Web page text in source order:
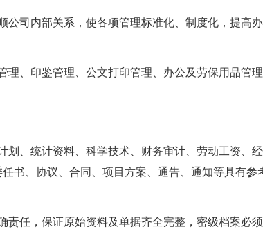
公司内部关系，使各项管理标准化、制度化，提高办
理、印鉴管理、公文打印管理、办公及劳保用品管
划、统计资料、科学技术、财务审计、劳动工资、经
书、协议、合同、项目方案、通告、通知等具有参
责任，保证原始资料及单据齐全完整，密级档案必